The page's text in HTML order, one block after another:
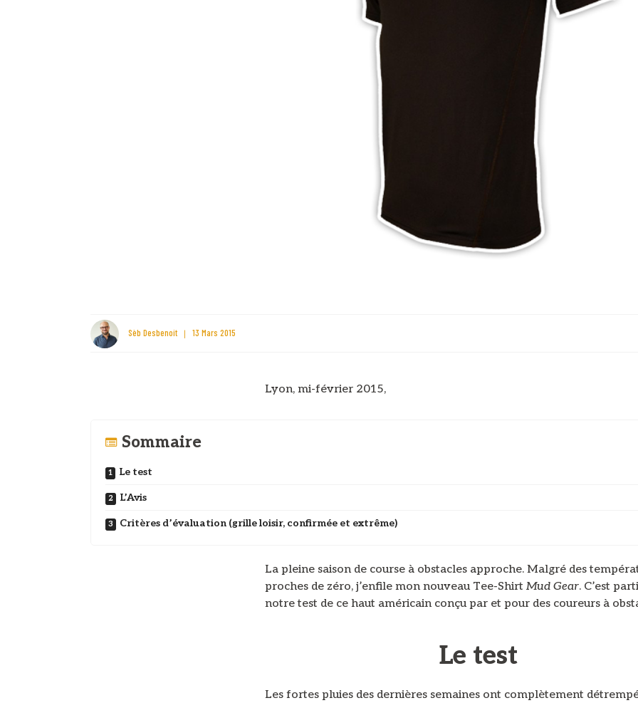
Sèb Desbenoit 13 Mars 2015
Lyon, mi-février 2015,
Sommaire
Le test
L’Avis
Critères d’évaluation (grille loisir, confirmée et extrême)
La pleine saison de course à obstacles approche. Malgré des
proches de zéro, j’enfile mon nouveau Tee-Shirt Mud Gear. C’est
notre test de ce haut américain conçu par et pour des coureurs à
Le test
Les fortes pluies des dernières semaines ont complètement